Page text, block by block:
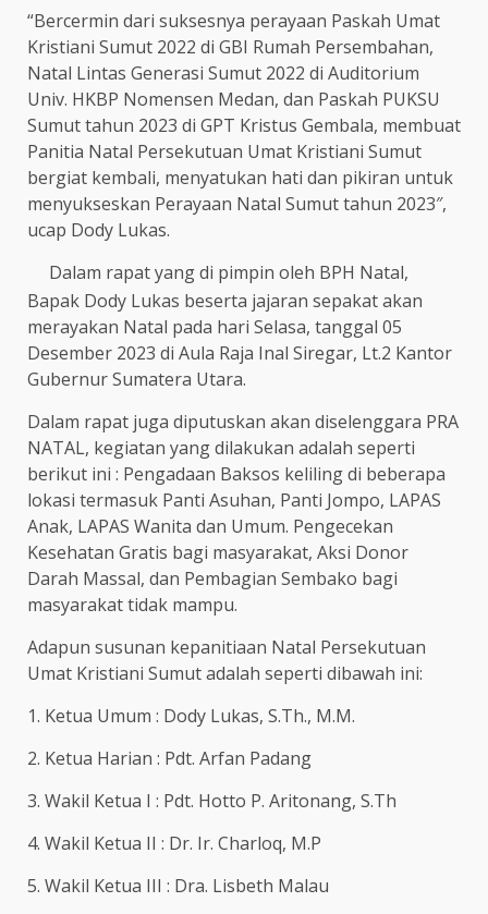
“Bercermin dari suksesnya perayaan Paskah Umat
Kristiani Sumut 2022 di GBI Rumah Persembahan,
Natal Lintas Generasi Sumut 2022 di Auditorium
Univ. HKBP Nomensen Medan, dan Paskah PUKSU
Sumut tahun 2023 di GPT Kristus Gembala, membuat
Panitia Natal Persekutuan Umat Kristiani Sumut
bergiat kembali, menyatukan hati dan pikiran untuk
menyukseskan Perayaan Natal Sumut tahun 2023″,
ucap Dody Lukas.
Dalam rapat yang di pimpin oleh BPH Natal,
Bapak Dody Lukas beserta jajaran sepakat akan
merayakan Natal pada hari Selasa, tanggal 05
Desember 2023 di Aula Raja Inal Siregar, Lt.2 Kantor
Gubernur Sumatera Utara.
Dalam rapat juga diputuskan akan diselenggara PRA
NATAL, kegiatan yang dilakukan adalah seperti
berikut ini : Pengadaan Baksos keliling di beberapa
lokasi termasuk Panti Asuhan, Panti Jompo, LAPAS
Anak, LAPAS Wanita dan Umum. Pengecekan
Kesehatan Gratis bagi masyarakat, Aksi Donor
Darah Massal, dan Pembagian Sembako bagi
masyarakat tidak mampu.
Adapun susunan kepanitiaan Natal Persekutuan
Umat Kristiani Sumut adalah seperti dibawah ini:
1. Ketua Umum : Dody Lukas, S.Th., M.M.
2. Ketua Harian : Pdt. Arfan Padang
3. Wakil Ketua I : Pdt. Hotto P. Aritonang, S.Th
4. Wakil Ketua II : Dr. Ir. Charloq, M.P
5. Wakil Ketua III : Dra. Lisbeth Malau